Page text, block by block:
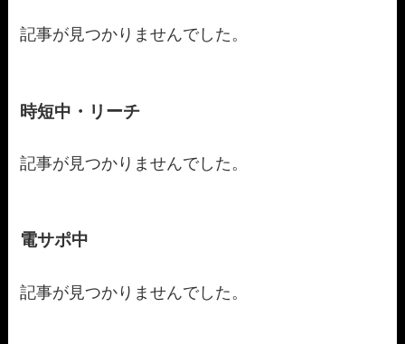
記事が見つかりませんでした。
時短中・リーチ
記事が見つかりませんでした。
電サポ中
記事が見つかりませんでした。